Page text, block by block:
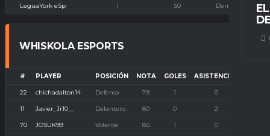
LeguaYork eSp 1 50 Derrota
WHISKOLA ESPORTS
# PLAYER POSICIÓN NOTA GOLES ASISTENCIAS
22 chichadalton14 Defensa 79 1 0
11 Javier_Jr10__ Delantero 80 0 2
70 JOSUK99 Volante 80 1 0